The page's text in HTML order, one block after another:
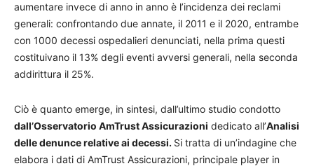
aumentare invece di anno in anno è l’incidenza dei reclami
generali: confrontando due annate, il 2011 e il 2020, entrambe
con 1000 decessi ospedalieri denunciati, nella prima questi
costituivano il 13% degli eventi avversi generali, nella seconda
addirittura il 25%.
Ciò è quanto emerge, in sintesi, dall’ultimo studio condotto
dall’Osservatorio AmTrust Assicurazioni dedicato all’Analisi
delle denunce relative ai decessi. Si tratta di un’indagine che
elabora i dati di AmTrust Assicurazioni, principale player in